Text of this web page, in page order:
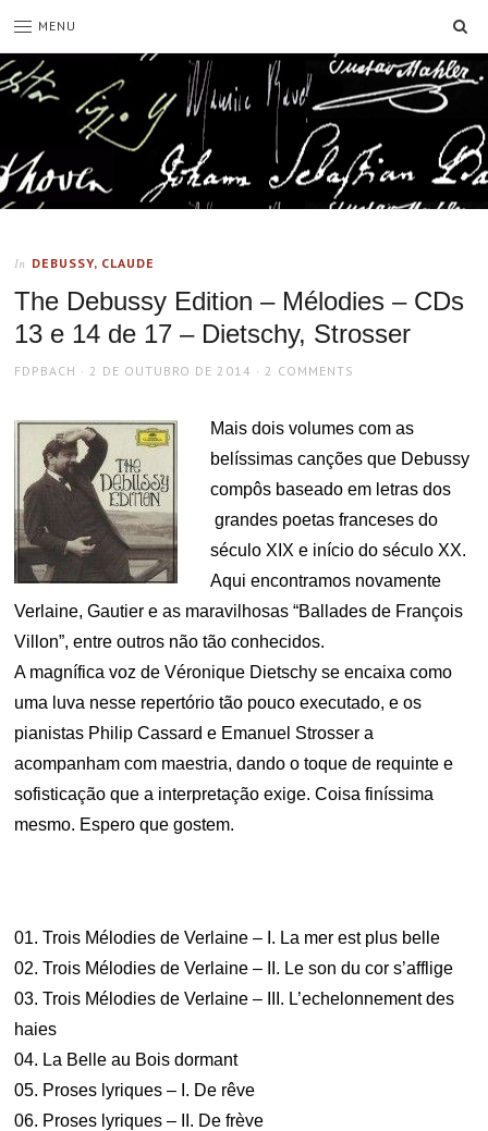
MENU
In DEBUSSY, CLAUDE
The Debussy Edition – Mélodies – CDs
13 e 14 de 17 – Dietschy, Strosser
AUTHOR
FDPBACH
POSTED
2 DE OUTUBRO DE 2014 2 COMMENTS
Mais dois volumes com as
belíssimas canções que Debussy
compôs baseado em letras dos
grandes poetas franceses do
século XIX e início do século XX.
Aqui encontramos novamente
Verlaine, Gautier e as maravilhosas “Ballades de François
Villon”, entre outros não tão conhecidos.
A magnífica voz de Véronique Dietschy se encaixa como
uma luva nesse repertório tão pouco executado, e os
pianistas Philip Cassard e Emanuel Strosser a
acompanham com maestria, dando o toque de requinte e
sofisticação que a interpretação exige. Coisa finíssima
mesmo. Espero que gostem.
01. Trois Mélodies de Verlaine – I. La mer est plus belle
02. Trois Mélodies de Verlaine – II. Le son du cor s’afflige
03. Trois Mélodies de Verlaine – III. L’echelonnement des
haies
04. La Belle au Bois dormant
05. Proses lyriques – I. De rêve
06. Proses lyriques – II. De frève